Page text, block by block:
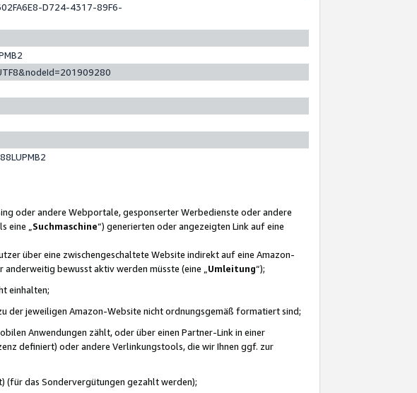
D724-4317-89F6-
oder andere Webportale, gesponserter Werbedienste oder andere
eine „ Suchmaschine“) generierten oder angezeigten Link auf eine
über eine zwischengeschaltete Website indirekt auf eine Amazon-
bewusst aktiv werden müsste (eine „ Umleitung“);
einhalten;
der jeweiligen Amazon-Website nicht ordnungsgemäß formatiert sind;
Anwendungen zählt, oder über einen Partner-Link in einer
definiert) oder andere Verlinkungstools, die wir Ihnen ggf. zur
(für das Sondervergütungen gezahlt werden);